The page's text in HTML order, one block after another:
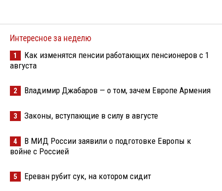
Интересное за неделю
1
Как изменятся пенсии работающих пенсионеров с 1
августа
2 Владимир Джабаров — о том, зачем Европе Армения
3 Законы, вступающие в силу в августе
4
В МИД России заявили о подготовке Европы к
войне с Россией
5 Ереван рубит сук, на котором сидит